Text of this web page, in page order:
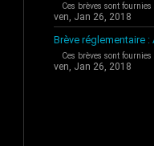
Ces brèves sont
ven, Jan 26, 2018
Brève réglementaire :
Ces brèves sont
ven, Jan 26, 2018